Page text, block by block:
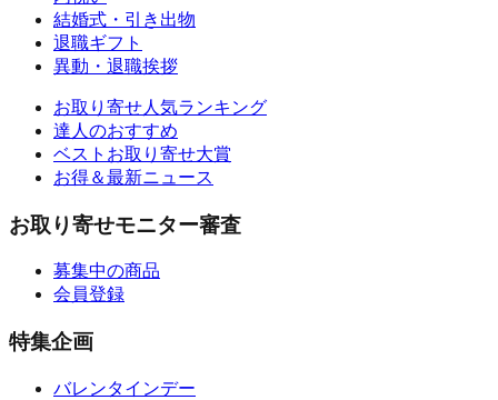
結婚式・引き出物
退職ギフト
異動・退職挨拶
お取り寄せ人気ランキング
達人のおすすめ
ベストお取り寄せ大賞
お得＆最新ニュース
お取り寄せモニター審査
募集中の商品
会員登録
特集企画
バレンタインデー